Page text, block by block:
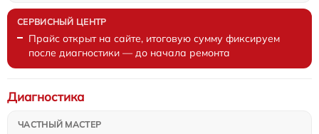
Прайс открыт на сайте, итоговую сумму фиксируем
после диагностики — до начала ремонта
Диагностика